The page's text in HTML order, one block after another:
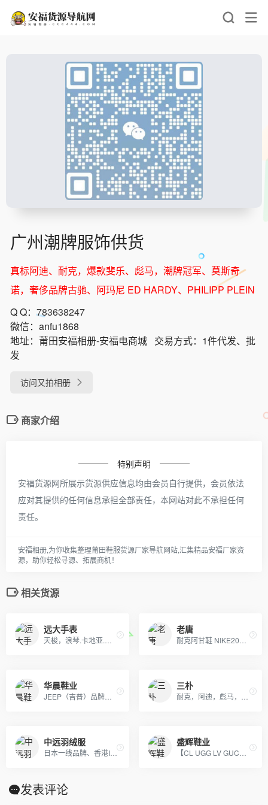
广州潮牌服饰供货
真标阿迪、耐克，爆款斐乐、彪马，潮牌冠军、莫斯奇
诺，奢侈品牌古驰、阿玛尼 ED HARDY、PHILIPP PLEIN
Q Q：783638247
微信： anfu1868
地址： 莆田安福相册-安福电商城 交易方式： 1件代发、批
发
访问又拍相册
商家介绍
特别声明
安福货源网所展示货源供应信息均由会员自行提供，会员依法
应对其提供的任何信息承担全部责任，本网站对此不承担任何
责任。
安福相册,为你收集整理莆田鞋服货源厂家导航网站,汇集精品安福厂家资
源，助你轻松寻源、拓展商机！
相关货源
远大手表 老唐
华晨鞋业 三朴
中远羽绒服 盛辉鞋业
发表评论